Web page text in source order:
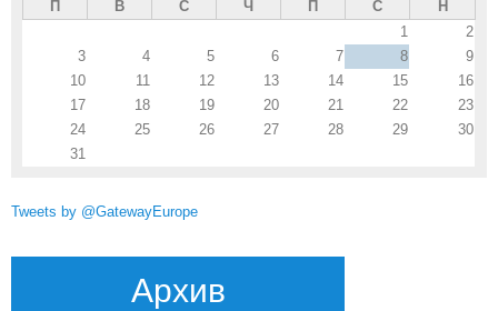
П В С Ч П С
Н
1
2
3
4 5 6 7 8
9
10
11 12 13 14 15
16
17
18 19 20 21 22
23
24
25 26 27 28 29
30
31
Tweets by @GatewayEurope
Архив